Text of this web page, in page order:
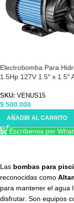
Electrobomba Para
1.5Hp 127V 1.5″ x 1.5″
SKU: VENUS15
$ 500.000
AÑADIR AL CARRITO
Escríbenos por
Las bombas para
reconocidas como
para mantener el agua
disfrutar. Son equipos